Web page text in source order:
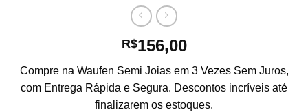
R$156,00
Compre na Waufen Semi Joias em 3 Vezes Sem Juros,
com Entrega Rápida e Segura. Descontos incríveis até
finalizarem os estoques.